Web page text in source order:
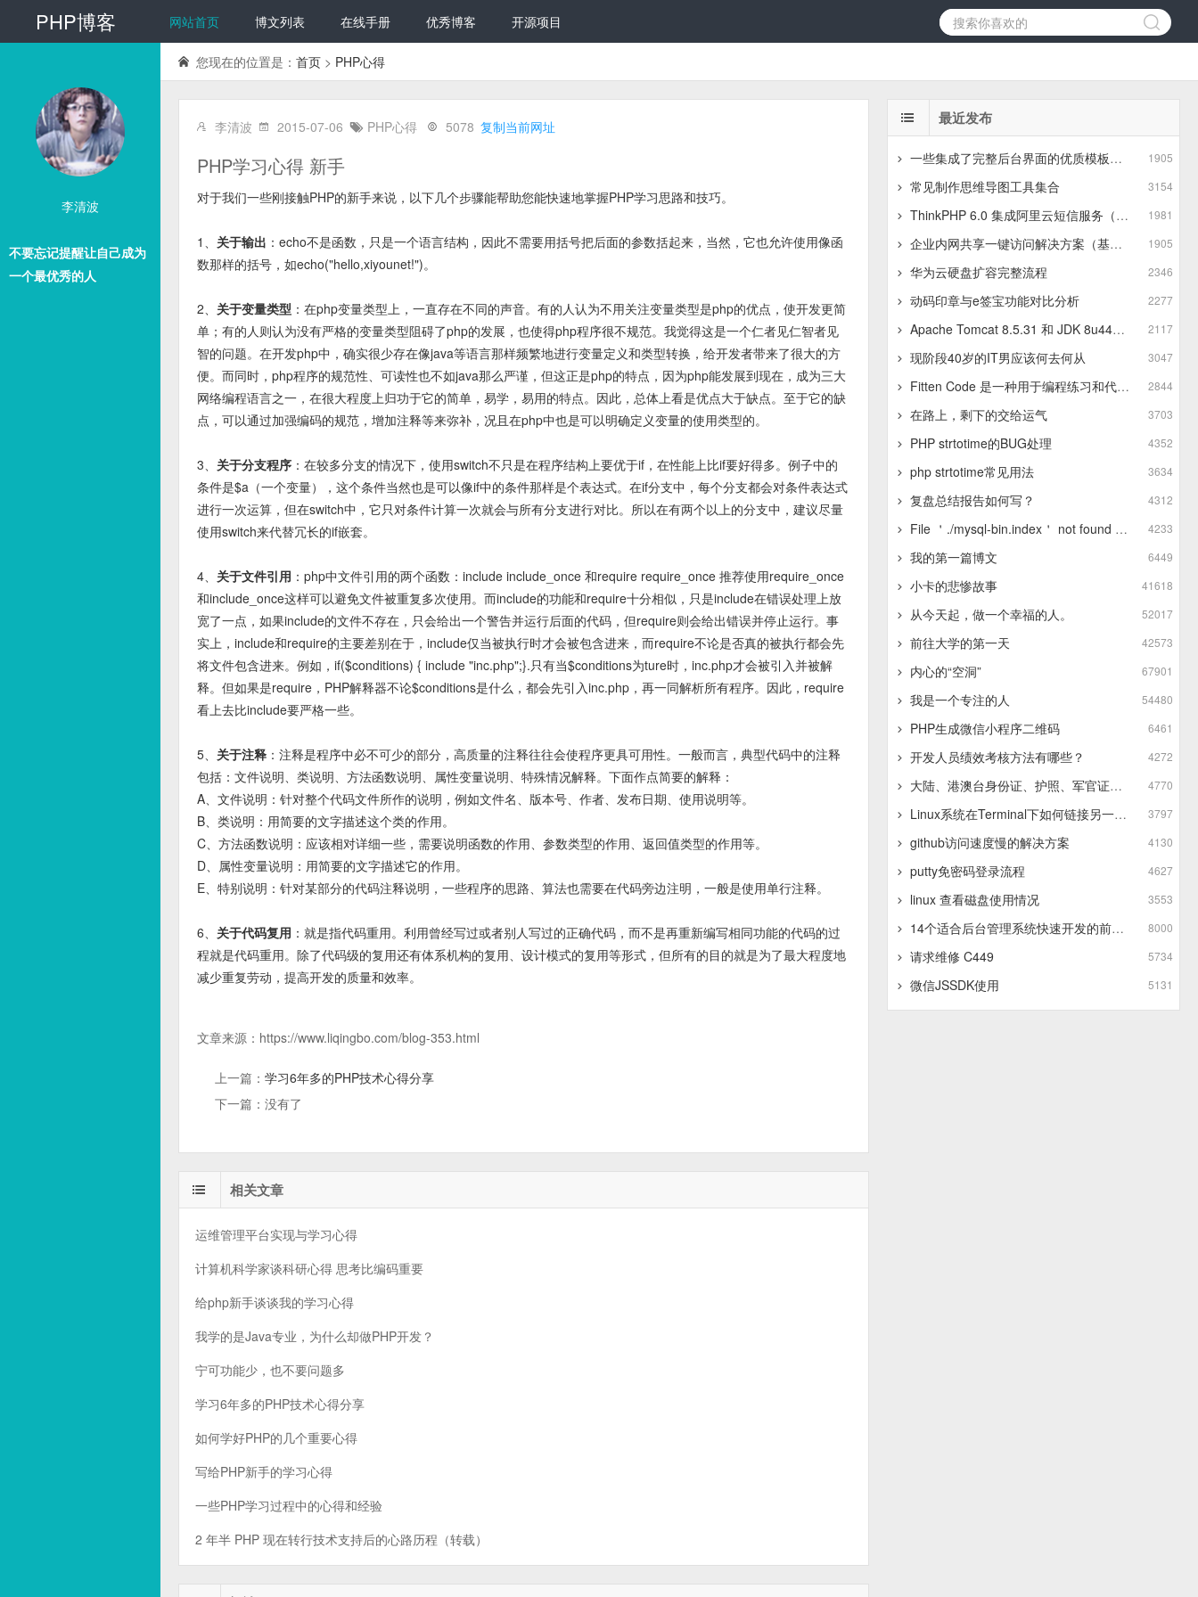
PHP博客 网站首页 博文列表 在线手册 优秀博客 开源项目
李清波
不要忘记提醒让自己成为
一个最优秀的人
您现在的位置是： 首页 > PHP心得
李清波 2015-07-06 PHP心得 5078 复制当前网址
PHP学习心得 新手
对于我们一些刚接触PHP的新手来说，以下几个步骤能帮助您能快速地掌握PHP学习思路和技巧。
1、 关于输出 ：echo不是函数，只是一个语言结构，因此不需要用括号把后面的参数括起来，当然，它也允许使用像函
数那样的括号，如echo("hello,xiyounet!")。
2、 关于变量类型 ：在php变量类型上，一直存在不同的声音。有的人认为不用关注变量类型是php的优点，使开发更简
单；有的人则认为没有严格的变量类型阻碍了php的发展，也使得php程序很不规范。我觉得这是一个仁者见仁智者见
智的问题。在开发php中，确实很少存在像java等语言那样频繁地进行变量定义和类型转换，给开发者带来了很大的方
便。而同时，php程序的规范性、可读性也不如java那么严谨，但这正是php的特点，因为php能发展到现在，成为三大
网络编程语言之一，在很大程度上归功于它的简单，易学，易用的特点。因此，总体上看是优点大于缺点。至于它的缺
点，可以通过加强编码的规范，增加注释等来弥补，况且在php中也是可以明确定义变量的使用类型的。
3、 关于分支程序 ：在较多分支的情况下，使用switch不只是在程序结构上要优于if，在性能上比if要好得多。例子中的
条件是$a（一个变量），这个条件当然也是可以像if中的条件那样是个表达式。在if分支中，每个分支都会对条件表达式
进行一次运算，但在switch中，它只对条件计算一次就会与所有分支进行对比。所以在有两个以上的分支中，建议尽量
使用switch来代替冗长的if嵌套。
4、 关于文件引用 ：php中文件引用的两个函数：include include_once 和require require_once 推荐使用require_once
和include_once这样可以避免文件被重复多次使用。而include的功能和require十分相似，只是include在错误处理上放
宽了一点，如果include的文件不存在，只会给出一个警告并运行后面的代码，但require则会给出错误并停止运行。事
实上，include和require的主要差别在于，include仅当被执行时才会被包含进来，而require不论是否真的被执行都会先
将文件包含进来。例如，if($conditions) { include "inc.php";}.只有当$conditions为ture时，inc.php才会被引入并被解
释。但如果是require，PHP解释器不论$conditions是什么，都会先引入inc.php，再一同解析所有程序。因此，require
看上去比include要严格一些。
5、 关于注释 ：注释是程序中必不可少的部分，高质量的注释往往会使程序更具可用性。一般而言，典型代码中的注释
包括：文件说明、类说明、方法函数说明、属性变量说明、特殊情况解释。下面作点简要的解释：
A、文件说明：针对整个代码文件所作的说明，例如文件名、版本号、作者、发布日期、使用说明等。
B、类说明：用简要的文字描述这个类的作用。
C、方法函数说明：应该相对详细一些，需要说明函数的作用、参数类型的作用、返回值类型的作用等。
D、属性变量说明：用简要的文字描述它的作用。
E、特别说明：针对某部分的代码注释说明，一些程序的思路、算法也需要在代码旁边注明，一般是使用单行注释。
6、 关于代码复用 ：就是指代码重用。利用曾经写过或者别人写过的正确代码，而不是再重新编写相同功能的代码的过
程就是代码重用。除了代码级的复用还有体系机构的复用、设计模式的复用等形式，但所有的目的就是为了最大程度地
减少重复劳动，提高开发的质量和效率。
文章来源： https://www.liqingbo.com/blog-353.html
上一篇： 学习6年多的PHP技术心得分享
下一篇：没有了
相关文章
运维管理平台实现与学习心得
计算机科学家谈科研心得 思考比编码重要
给php新手谈谈我的学习心得
我学的是Java专业，为什么却做PHP开发？
宁可功能少，也不要问题多
学习6年多的PHP技术心得分享
如何学好PHP的几个重要心得
写给PHP新手的学习心得
一些PHP学习过程中的心得和经验
2 年半 PHP 现在转行技术支持后的心路历程（转载）
最近发布
1905
一些集成了完整后台界面的优质模板推荐
3154
常见制作思维导图工具集合
1981
ThinkPHP 6.0 集成阿里云短信服务（基于最新版SDK）
1905
企业内网共享一键访问解决方案（基于JSZip+LayUI）
2346
华为云硬盘扩容完整流程
2277
动码印章与e签宝功能对比分析
2117
Apache Tomcat 8.5.31 和 JDK 8u441 在 Linux 服务器 上的上传与安装步骤
3047
现阶段40岁的IT男应该何去何从
2844
Fitten Code 是一种用于编程练习和代码训练的平台
3703
在路上，剩下的交给运气
4352
PHP strtotime的BUG处理
3634
php strtotime常见用法
4312
复盘总结报告如何写？
4233
File ＇./mysql-bin.index＇ not found (Errcode: 13 - Permission denied)
6449
我的第一篇博文
41618
小卡的悲惨故事
52017
从今天起，做一个幸福的人。
42573
前往大学的第一天
67901
内心的“空洞”
54480
我是一个专注的人
6461
PHP生成微信小程序二维码
4272
开发人员绩效考核方法有哪些？
4770
大陆、港澳台身份证、护照、军官证的正则表达式
3797
Linux系统在Terminal下如何链接另一个Linux系统
4130
github访问速度慢的解决方案
4627
putty免密码登录流程
3553
linux 查看磁盘使用情况
8000
14个适合后台管理系统快速开发的前端框架
5734
请求维修 C449
5131
微信JSSDK使用